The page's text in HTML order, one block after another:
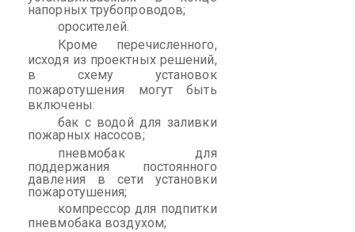
напорных трубопроводов;
оросителей.
Кроме перечисленного,
исходя из проектных решений,
в схему установок
пожаротушения могут быть
включены:
бак с водой для заливки
пожарных насосов;
пневмобакдля
поддержания постоянного
давления в сети установки
пожаротушения;
компрессор для подпитки
пневмобака воздухом;